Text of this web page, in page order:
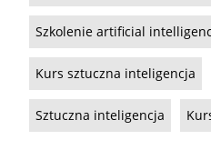
Szkolenie artificial
Kurs sztuczna inteligencja
Sztuczna inteligencja